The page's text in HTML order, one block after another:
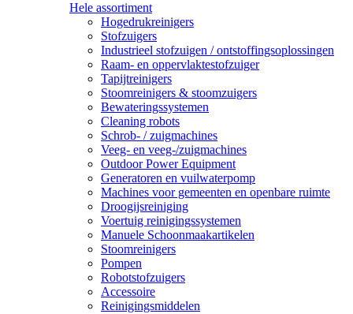
Hele assortiment
Hogedrukreinigers
Stofzuigers
Industrieel stofzuigen / ontstoffingsoplossingen
Raam- en oppervlaktestofzuiger
Tapijtreinigers
Stoomreinigers & stoomzuigers
Bewateringssystemen
Cleaning robots
Schrob- / zuigmachines
Veeg- en veeg-/zuigmachines
Outdoor Power Equipment
Generatoren en vuilwaterpomp
Machines voor gemeenten en openbare ruimte
Droogijsreiniging
Voertuig reinigingssystemen
Manuele Schoonmaakartikelen
Stoomreinigers
Pompen
Robotstofzuigers
Accessoire
Reinigingsmiddelen